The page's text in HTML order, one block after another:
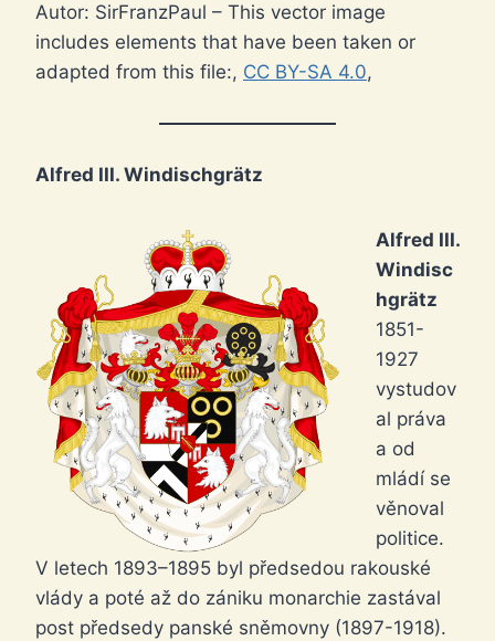
Autor: SirFranzPaul – This vector image
includes elements that have been taken or
adapted from this file:, CC BY-SA 4.0,
Alfred III. Windischgrätz
Alfred III.
Windisc
hgrätz
1851-
1927
vystudov
al práva
a od
mládí se
věnoval
politice.
V letech 1893–1895 byl předsedou rakouské
vlády a poté až do zániku monarchie zastával
post předsedy panské sněmovny (1897-1918).